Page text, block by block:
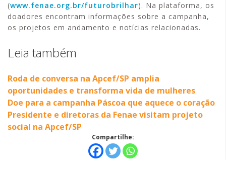
(www.fenae.org.br/futurobrilhar). Na plataforma, os
doadores encontram informações sobre a campanha,
os projetos em andamento e notícias relacionadas.
Leia também
Roda de conversa na Apcef/SP amplia
oportunidades e transforma vida de mulheres
Doe para a campanha Páscoa que aquece o coração
Presidente e diretoras da Fenae visitam projeto
social na Apcef/SP
Compartilhe: